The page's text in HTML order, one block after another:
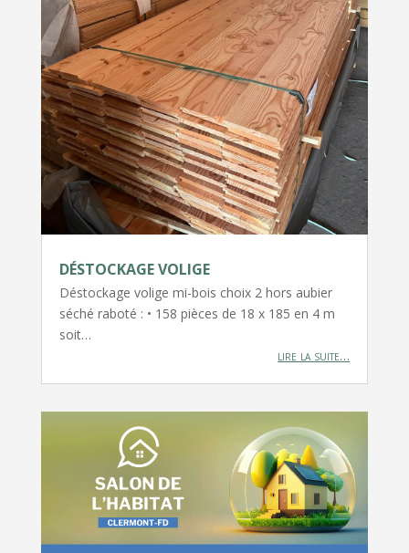
DÉSTOCKAGE VOLIGE
Déstockage volige mi-bois choix 2 hors aubier
séché raboté : • 158 pièces de 18 x 185 en 4 m
soit…
lire la suite…